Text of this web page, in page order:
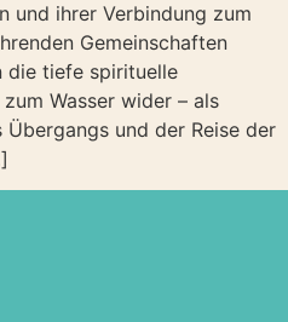
und ihrer Verbindung zum
Gemeinschaften
die tiefe spirituelle
Wasser wider – als
und der Reise der